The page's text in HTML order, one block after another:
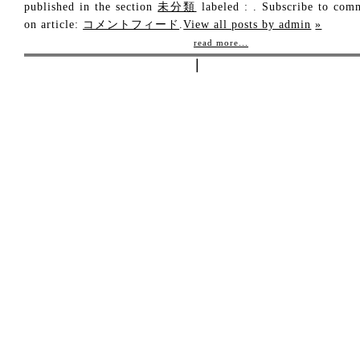
published in the section未分類 labeled : . Subscribe to
on article: コメントフィード .View all posts by admin »
read more...